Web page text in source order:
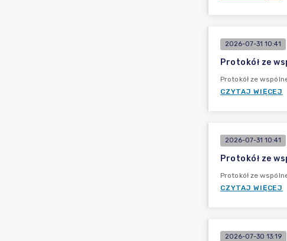
2026-07-31 10:41
Protokół ze
Protokół ze
CZYTAJ WIĘCEJ
2026-07-31 10:41
Protokół ze
Protokół ze
CZYTAJ WIĘCEJ
2026-07-30 13:19